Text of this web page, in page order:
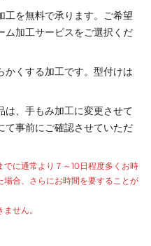
工を無料で承ります。ご希望
ム加工サービスをご選択くだ
かくする加工です。型付けは
は、手もみ加工に変更させて
て事前にご確認させていただ
でに通常より ７～10日程度多くお時
合、さらにお時間を要することが
せん。